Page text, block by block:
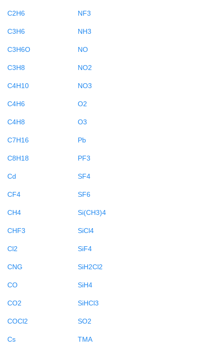
C2H6
C3H6
C3H6O
C3H8
C4H10
C4H6
C4H8
C7H16
C8H18
Cd
CF4
CH4
CHF3
Cl2
CNG
CO
CO2
COCl2
Cs
NF3
NH3
NO
NO2
NO3
O2
O3
Pb
PF3
SF4
SF6
Si(CH3)4
SiCl4
SiF4
SiH2Cl2
SiH4
SiHCl3
SO2
TMA